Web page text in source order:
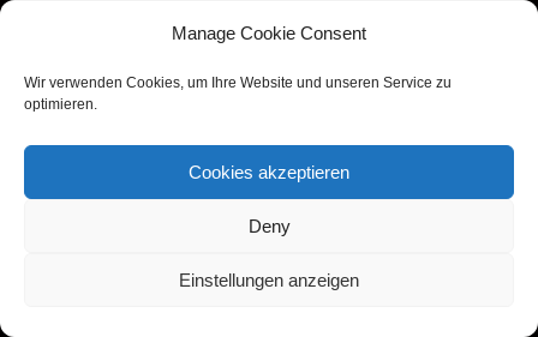
Manage Cookie Consent
Wir verwenden Cookies, um Ihre Website und unseren Service zu
optimieren.
Cookies akzeptieren
Deny
Einstellungen anzeigen